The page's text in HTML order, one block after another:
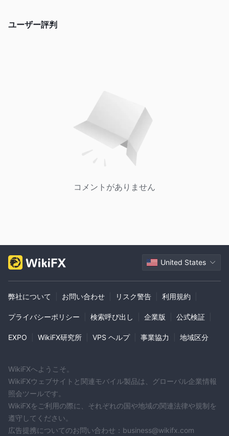
ユーザー評判
コメントがありません
United States
弊社について お問い合わせ リスク警告 利用規約
プライバシーポリシー 検索呼び出し 企業版 公式検証
EXPO WikiFX研究所 VPS ヘルプ 事業協力 地域区分
WikiFXへようこそ。
WikiFXウェブサイトと関連モバイル製品は、グローバル企業情報
照会ツールです。
WikiFXをご利用の際に、それぞれの国や地域の関連法律や規制を
遵守してください。
広告提携についてのお問い合わせ：business@wikifx.com